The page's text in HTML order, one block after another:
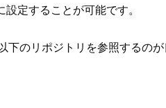
定することが可能です。
のリポジトリを参照するのが